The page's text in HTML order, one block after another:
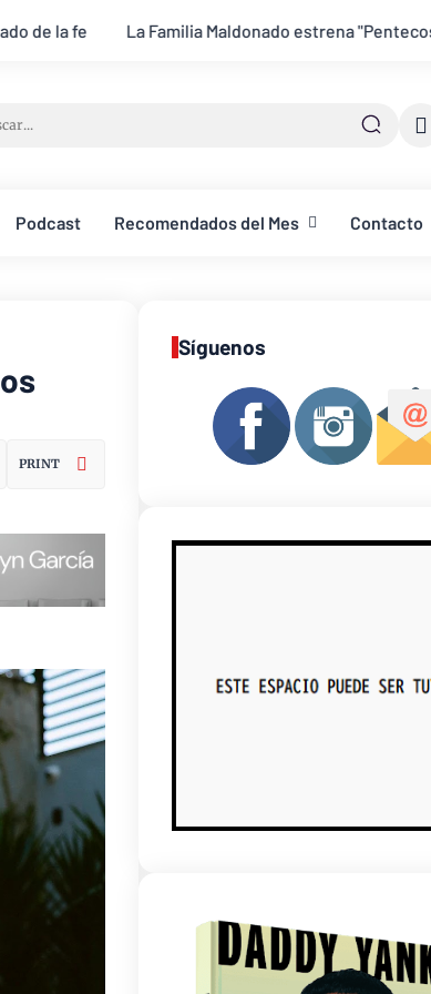
Maldonado estrena "Pentecostés en Fuego Coritos"
Podcast Recomendados del Mes Contacto
PRINT
Síguenos